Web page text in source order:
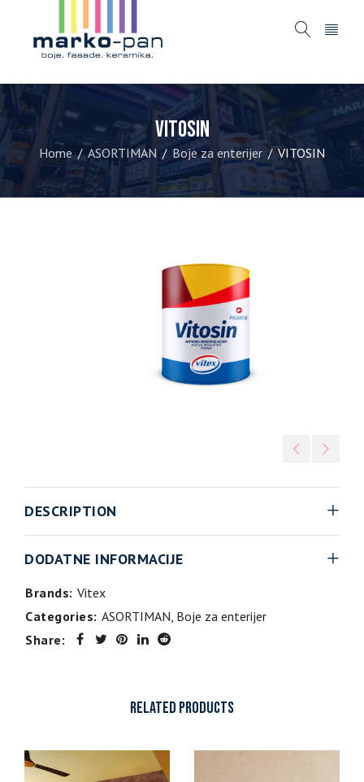
VITOSIN
Home / ASORTIMAN / Boje za enterijer / VITOSIN
DESCRIPTION
DODATNE INFORMACIJE
Brands: Vitex
Categories: ASORTIMAN, Boje za enterijer
Share:
RELATED PRODUCTS